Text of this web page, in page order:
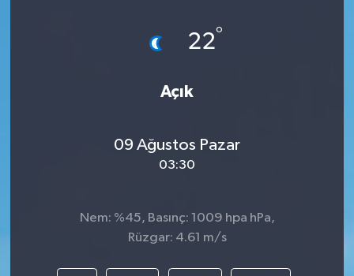
22°
Açık
09 Ağustos Pazar
03:30
Nem: %45, Basınç: 1009 hpa hPa,
Rüzgar: 4.61 m/s